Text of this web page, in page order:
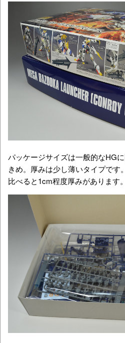
パッケージサイズは一般的なHG
きめ。厚みは少し薄いタイプです。
比べると1cm程度厚みがあります。